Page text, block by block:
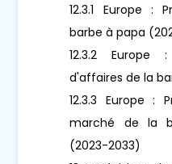
12.3.1 Europe :
barbe à papa
12.3.2 Europe
d'affaires de la
12.3.3 Europe :
marché de la
(2023-2033)